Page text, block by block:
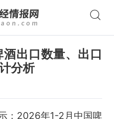
出口数量、出口
分析
：2026年1-2月中国啤